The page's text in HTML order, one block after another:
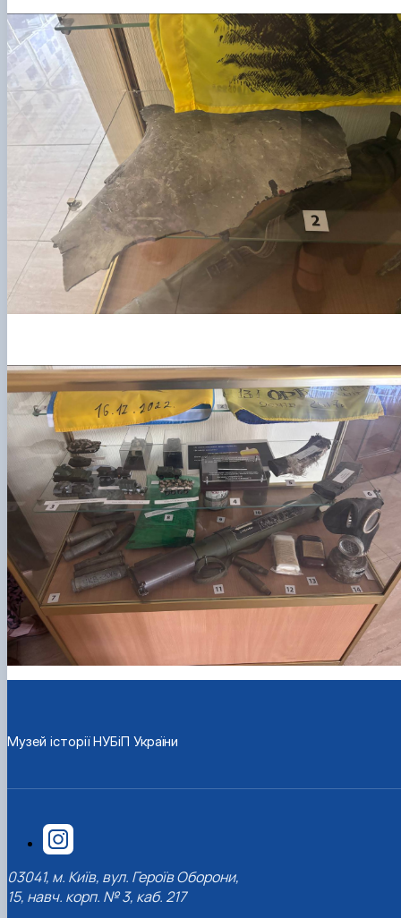
Музей історії НУБіП України
03041, м. Київ, вул. Героїв Оборони,
15, навч. корп. № 3, каб. 217